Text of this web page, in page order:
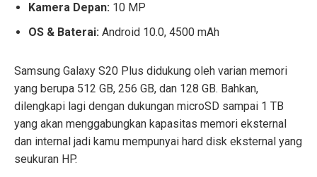
Kamera Depan: 10 MP
OS & Baterai: Android 10.0, 4500 mAh
Samsung Galaxy S20 Plus didukung oleh varian memori
yang berupa 512 GB, 256 GB, dan 128 GB. Bahkan,
dilengkapi lagi dengan dukungan microSD sampai 1 TB
yang akan menggabungkan kapasitas memori eksternal
dan internal jadi kamu mempunyai hard disk eksternal yang
seukuran HP.